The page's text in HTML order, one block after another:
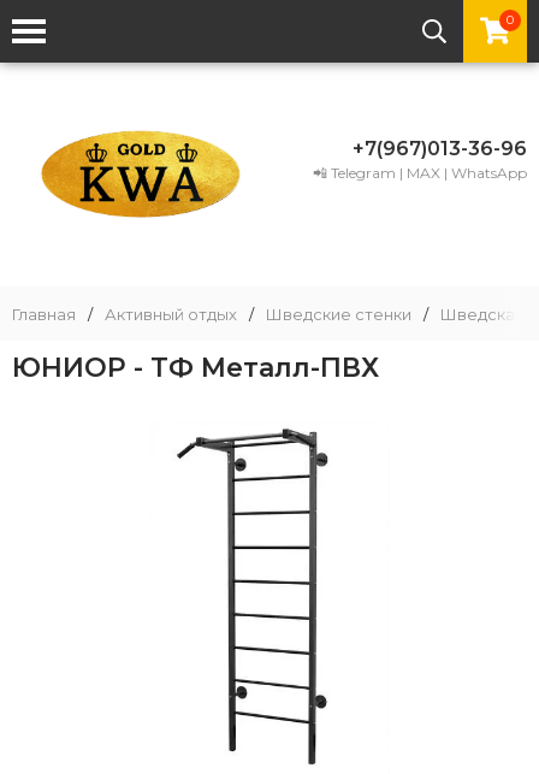
0
+7(967)013-36-96
📲 Telegram | MAX | WhatsApp
Главная / Активный отдых / Шведские стенки / Шведская
ЮНИОР - ТФ Металл-ПВХ